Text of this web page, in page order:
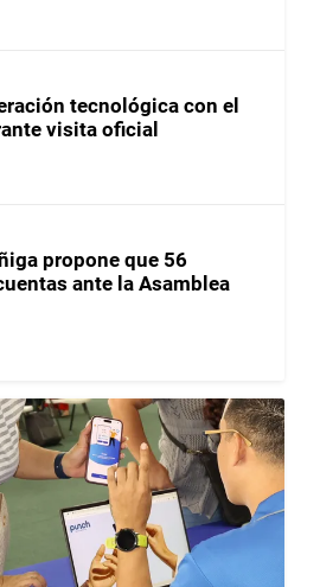
tecnológica con el
visita oficial
propone que 56
ante la Asamblea